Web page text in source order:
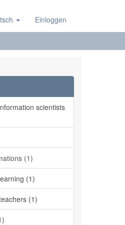
Einloggen
scientists
(1)
(1)
(1)